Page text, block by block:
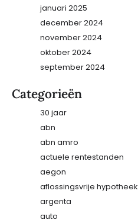
januari 2025
december 2024
november 2024
oktober 2024
september 2024
Categorieën
30 jaar
abn
abn amro
actuele rentestanden
aegon
aflossingsvrije hypotheek
argenta
auto